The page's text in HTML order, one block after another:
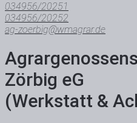
034956/20251
034956/20252
ag-zoerbig@wmagrar.de
Zörbig eG
(Werkstatt &